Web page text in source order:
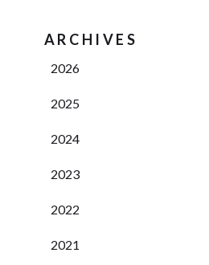
ARCHIVES
2026
2025
2024
2023
2022
2021